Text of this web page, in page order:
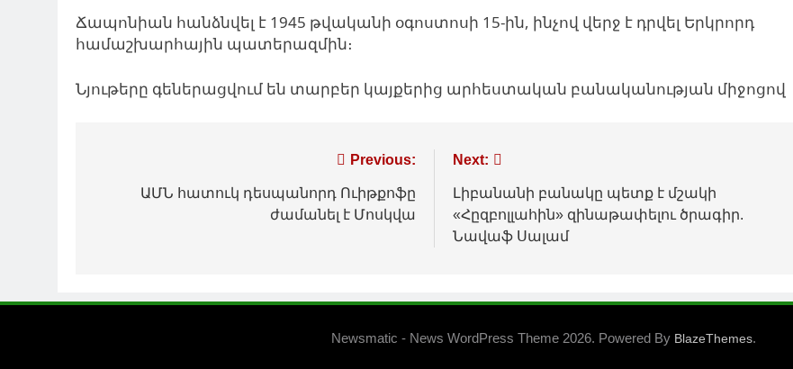
Ճապոնիան հանձնվել է 1945 թվականի օգոստոսի 15-ին, ինչով վերջ է դրվել Երկրորդ
համաշխարհային պատերազմին։
Նյութերը գեներացվում են տարբեր կայքերից արհեստական բանականության միջոցով
նավարկումը
Previous:
ԱՄՆ հատուկ դեսպանորդ Ուիթքոֆը
ժամանել է Մոսկվա
Next:
Լիբանանի բանակը պետք է մշակի
«Հըզբոլլահին» զինաթափելու ծրագիր.
Նավաֆ Սալամ
Newsmatic - News WordPress Theme 2026. Powered By BlazeThemes.